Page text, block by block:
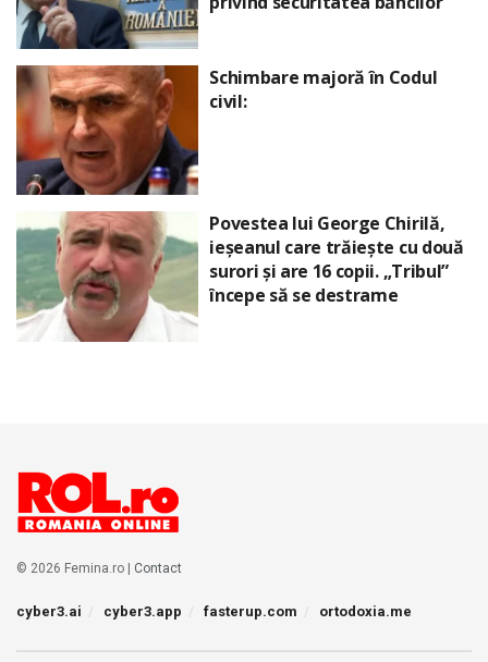
Schimbare majoră în Codul
civil:
Povestea lui George Chirilă,
ieșeanul care trăiește cu două
surori și are 16 copii. „Tribul”
începe să se destrame
© 2026 Femina.ro | Contact
cyber3.ai cyber3.app fasterup.com ortodoxia.me